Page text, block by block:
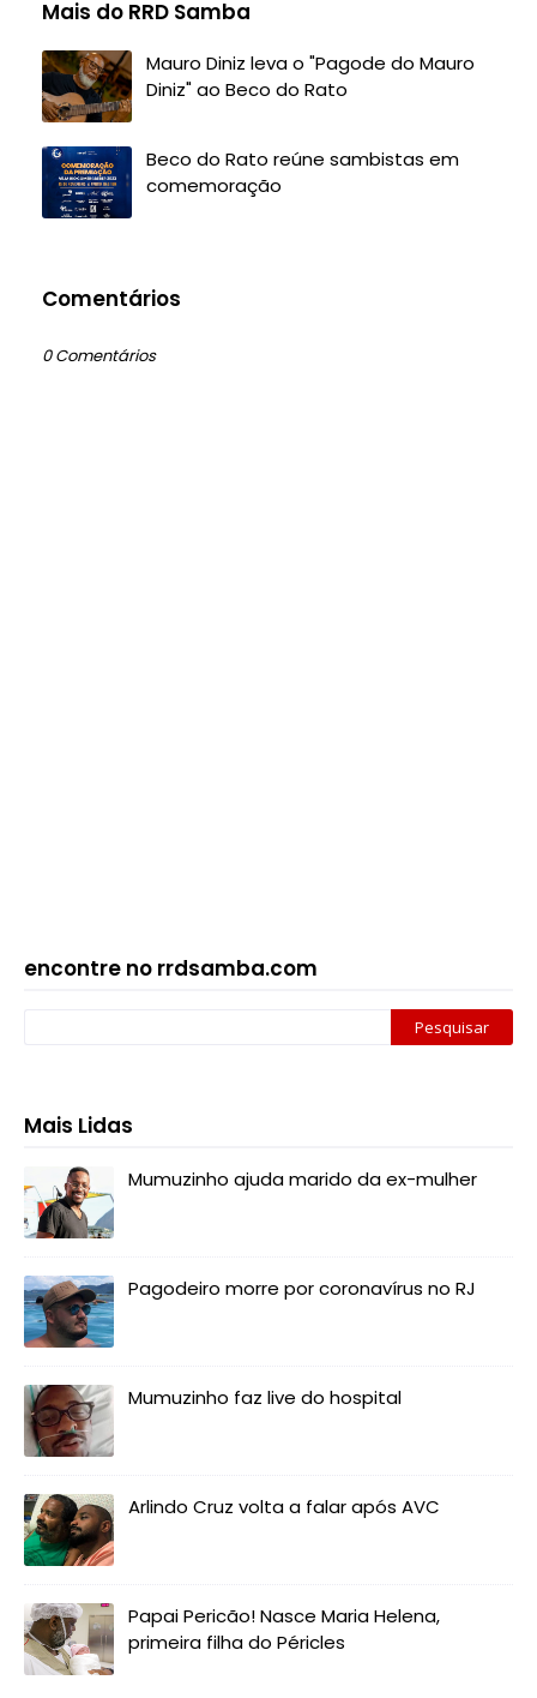
Mais do RRD Samba
Mauro Diniz leva o "Pagode do Mauro
Diniz" ao Beco do Rato
Beco do Rato reúne sambistas em
comemoração
Comentários
0 Comentários
encontre no rrdsamba.com
Mais Lidas
Mumuzinho ajuda marido da ex-mulher
Pagodeiro morre por coronavírus no RJ
Mumuzinho faz live do hospital
Arlindo Cruz volta a falar após AVC
Papai Pericão! Nasce Maria Helena,
primeira filha do Péricles